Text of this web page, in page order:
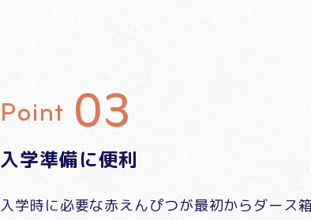
Point
入学準備に便利
入学時に必要な赤えんぴつが最初からダース